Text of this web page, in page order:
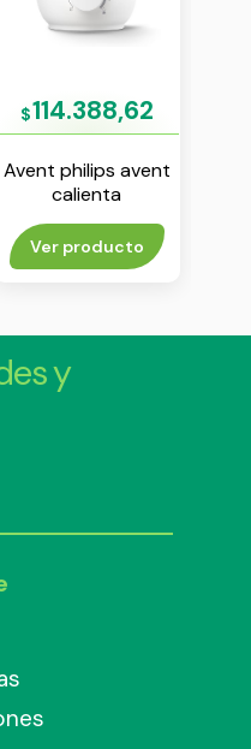
$114.388,62
Avent philips avent
calienta
mamaderas y
papilla
Ver producto
y